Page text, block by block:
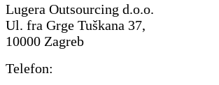
Lugera Outsourcing d.o.o.
Ul. fra Grge Tuškana 37,
10000 Zagreb
Telefon: